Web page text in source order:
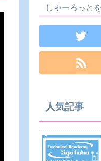
しゃーろっと
人気記事